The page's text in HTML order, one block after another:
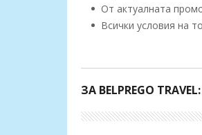
От актуалната
Всички условия на
на 12 километра от
В стаите:Хотелът се
ЗА BELPREGO TRAVEL: